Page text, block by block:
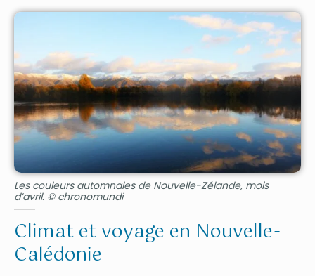
Les couleurs automnales de Nouvelle-Zélande, mois
d’avril. © chronomundi
Climat et voyage en Nouvelle-
Calédonie